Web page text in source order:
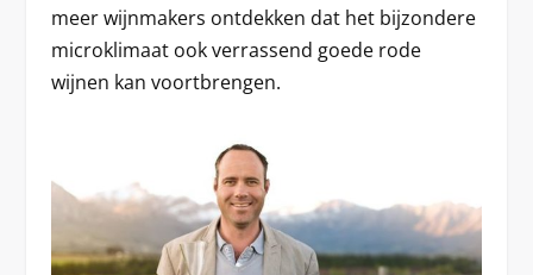
meer wijnmakers ontdekken dat het bijzondere
microklimaat ook verrassend goede rode
wijnen kan voortbrengen.